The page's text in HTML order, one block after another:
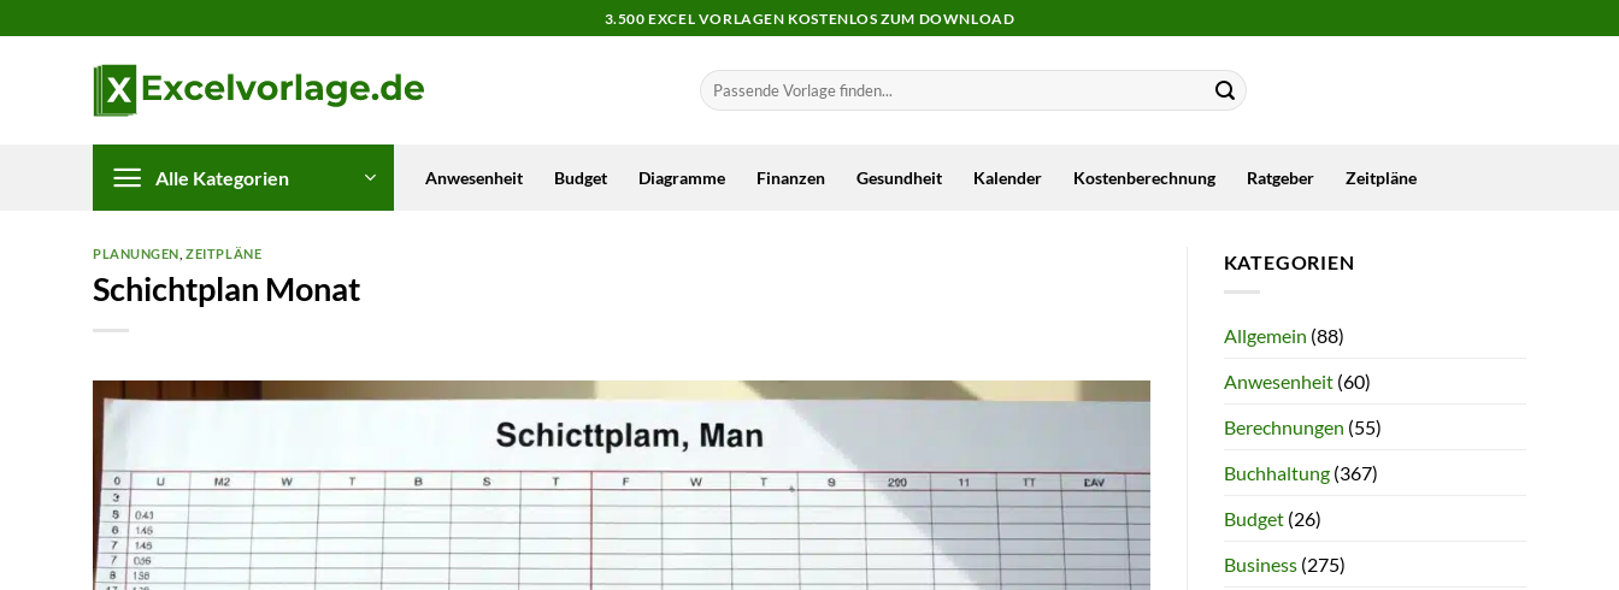
Inhalt
3.500 EXCEL VORLAGEN KOSTENLOS ZUM DOWNLOAD
Alle Kategorien Anwesenheit Budget Diagramme Finanzen Gesundheit Kalender Kostenberechnung Ratgeber Zeitpläne
PLANUNGEN ,ZEITPLÄNE
Schichtplan Monat
KATEGORIEN
Allgemein (88)
Anwesenheit(60)
Berechnungen (55)
Buchhaltung(367)
Budget(26)
Business(275)